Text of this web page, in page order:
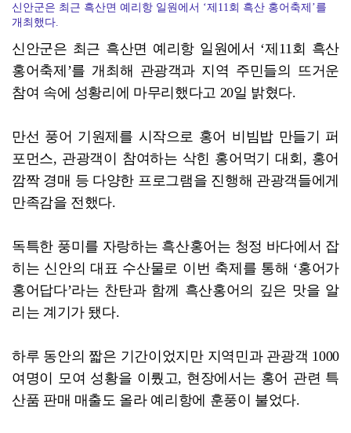
신안군은 최근 흑산면 예리항 일원에서 ‘제11회 흑산 홍어축제’를
개최했다.
신안군은 최근 흑산면 예리항 일원에서 ‘제11회 흑산
홍어축제’를 개최해 관광객과 지역 주민들의 뜨거운
참여 속에 성황리에 마무리했다고 20일 밝혔다.
만선 풍어 기원제를 시작으로 홍어 비빔밥 만들기 퍼
포먼스, 관광객이 참여하는 삭힌 홍어먹기 대회, 홍어
깜짝 경매 등 다양한 프로그램을 진행해 관광객들에게
만족감을 전했다.
독특한 풍미를 자랑하는 흑산홍어는 청정 바다에서 잡
히는 신안의 대표 수산물로 이번 축제를 통해 ‘홍어가
홍어답다’라는 찬탄과 함께 흑산홍어의 깊은 맛을 알
리는 계기가 됐다.
하루 동안의 짧은 기간이었지만 지역민과 관광객 1000
여명이 모여 성황을 이뤘고, 현장에서는 홍어 관련 특
산품 판매 매출도 올라 예리항에 훈풍이 불었다.